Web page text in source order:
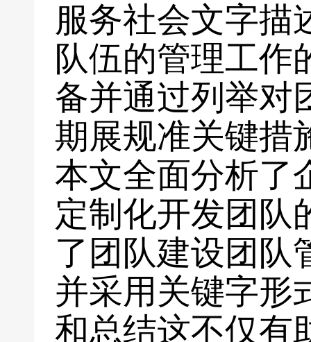
服务社会文字描
队伍的管理工作
备并通过列举对
期展规准关键措
本文全面分析了
定制化开发团队
了团队建设团队
并采用关键字形
和总结这不仅有